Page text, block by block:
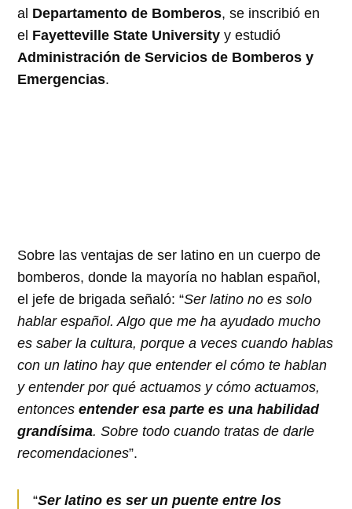
al Departamento de Bomberos, se inscribió en
el Fayetteville State University y estudió
Administración de Servicios de Bomberos y
Emergencias.
Sobre las ventajas de ser latino en un cuerpo de
bomberos, donde la mayoría no hablan español,
el jefe de brigada señaló: “Ser latino no es solo
hablar español. Algo que me ha ayudado mucho
es saber la cultura, porque a veces cuando hablas
con un latino hay que entender el cómo te hablan
y entender por qué actuamos y cómo actuamos,
entoncesentender esa parte es una habilidad
grandísima. Sobre todo cuando tratas de darle
recomendaciones”.
“Ser latino es ser un puente entre los